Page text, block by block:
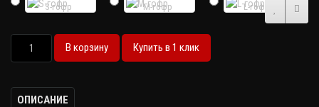
S-гофр M-гофр L-гофр
В корзину Купить в 1 клик
ОПИСАНИЕ